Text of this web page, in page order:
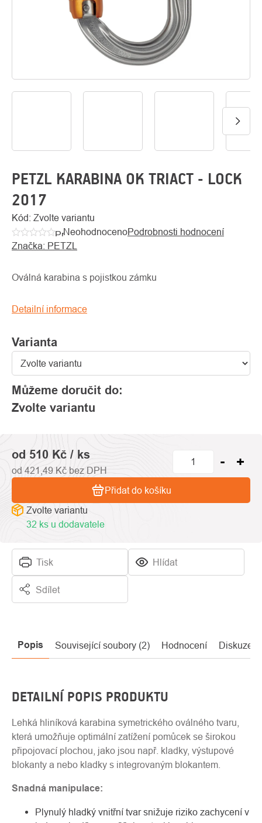
O
PETZL KARABINA OK TRIACT - LOCK
2017
Kód: Zvolte variantu
Průměrné
hodnocení
je
z
NeohodnocenoPodrobnosti hodnocení
Značka: PETZL
Varianta
Můžeme doručit do:
Zvolte variantu
Oválná karabina s pojistkou zámku
Detailní informace
Tisk Hlídat
Sdílet
od 510 Kč / ks
od 421,49 Kč bez DPH
Zvolte variantu
32 ks u dodavatele
Přidat do košíku
Popis Související soubory (2) Hodnocení Diskuze
DETAILNÍ POPIS PRODUKTU
Lehká hliníková karabina symetrického oválného tvaru,
která umožňuje optimální zatížení pomůcek se širokou
připojovací plochou, jako jsou např. kladky, výstupové
blokanty a nebo kladky s integrovaným blokantem.
Snadná manipulace:
Plynulý hladký vnitřní tvar snižuje riziko zachycení v